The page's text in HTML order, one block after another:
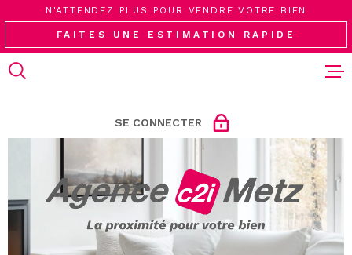
àà
recherche
au
principal
au
ACHETER
VENDRE
L'AGENCE
CONTACT
N'ATTENDEZ PLUS POUR VENDRE VOTRE BIEN
FAITES UNE ESTIMATION RAPIDE
SE CONNECTER
ESPACE PROPRIÉTAIRE
ESPACE COPROPRIÉTAIRE
ESPACE SYNDIC